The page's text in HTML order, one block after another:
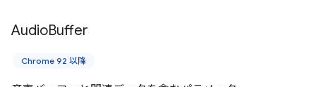
AudioBuffer
Chrome 92 以降